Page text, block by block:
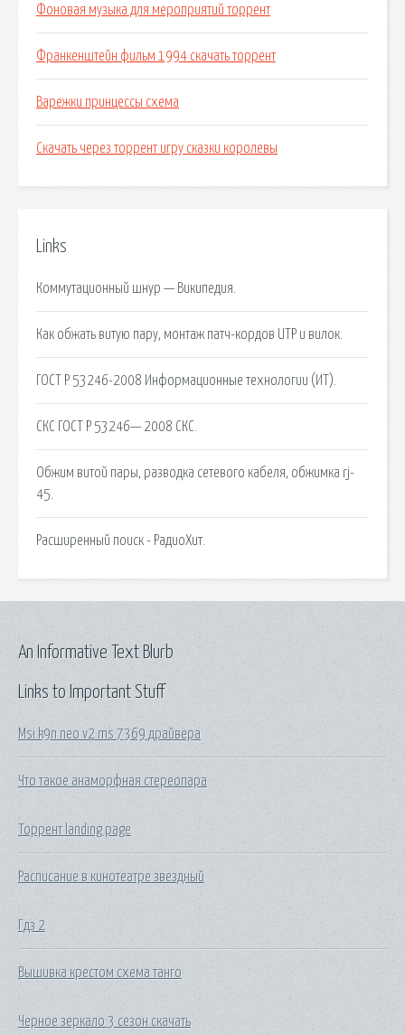
Фоновая музыка для мероприятий торрент
Франкенштейн фильм 1994 скачать торрент
Варежки принцессы схема
Скачать через торрент игру сказки королевы
Links
Коммутационный шнур — Википедия.
Как обжать витую пару, монтаж патч-кордов UTP и вилок.
ГОСТ Р 53246-2008 Информационные технологии (ИТ).
СКС ГОСТ Р 53246— 2008 СКС.
Обжим витой пары, разводка сетевого кабеля, обжимка rj-
45.
Расширенный поиск - РадиоХит.
Links to Important Stuff
Msi k9n neo v2 ms 7369 драйвера
Что такое анаморфная стереопара
Торрент landing page
Расписание в кинотеатре звездный
Гдз 2
Вышивка крестом схема танго
Черное зеркало 3 сезон скачать
An Informative Text Blurb